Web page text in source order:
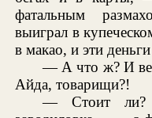
фатальным
выиграл в
в макао, и эти
— А что ж? И
Айда, товарищи?!
— Стоит ли?